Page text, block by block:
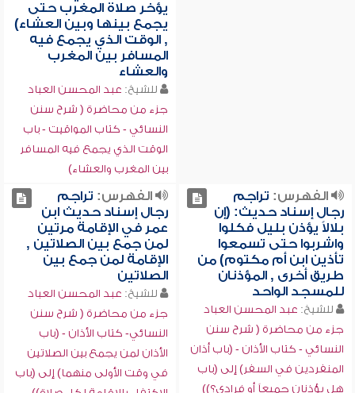
يؤخر صلاة المغرب حتى
يجمع بينها وبين العشاء)
, الوقت الذي يجمع فيه
المسافر بين المغرب
والعشاء
للشيخ: عبد المحسن العباد
جزء من محاضرة ( شرح سنن
النسائي - كتاب المواقيت - باب
الوقت الذي يجمع فيه المسافر
بين المغرب والعشاء)
الفهرس: تراجم
رجال إسناد حديث: (إن
بلالاً يؤذن بليل فكلوا
واشربوا حتى تسمعوا
تأذين ابن أم مكتوم) من
طريق أخرى , المؤذنان
للمسجد الواحد
للشيخ: عبد المحسن العباد
جزء من محاضرة ( شرح سنن
النسائي - كتاب الأذان - (باب أذان
المنفردين في السفر) إلى (باب
هل يؤذنان جميعاً أو فرادى؟))
الفهرس: تراجم
رجال إسناد حديث ابن
عمر في الإقامة مرتين
لمن جمع بين الصلاتين ,
الإقامة لمن جمع بين
الصلاتين
للشيخ: عبد المحسن العباد
جزء من محاضرة ( شرح سنن
النسائي- كتاب الأذان - (باب
الأذان لمن يجمع بين الصلاتين
في وقت الأولى منهما) إلى (باب